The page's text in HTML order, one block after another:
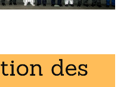
de la Mauritanie :